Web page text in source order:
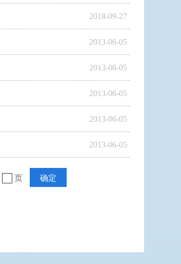
2018-09-27
2013-06-05
2013-06-05
2013-06-05
2013-06-05
2013-06-05
页 确定